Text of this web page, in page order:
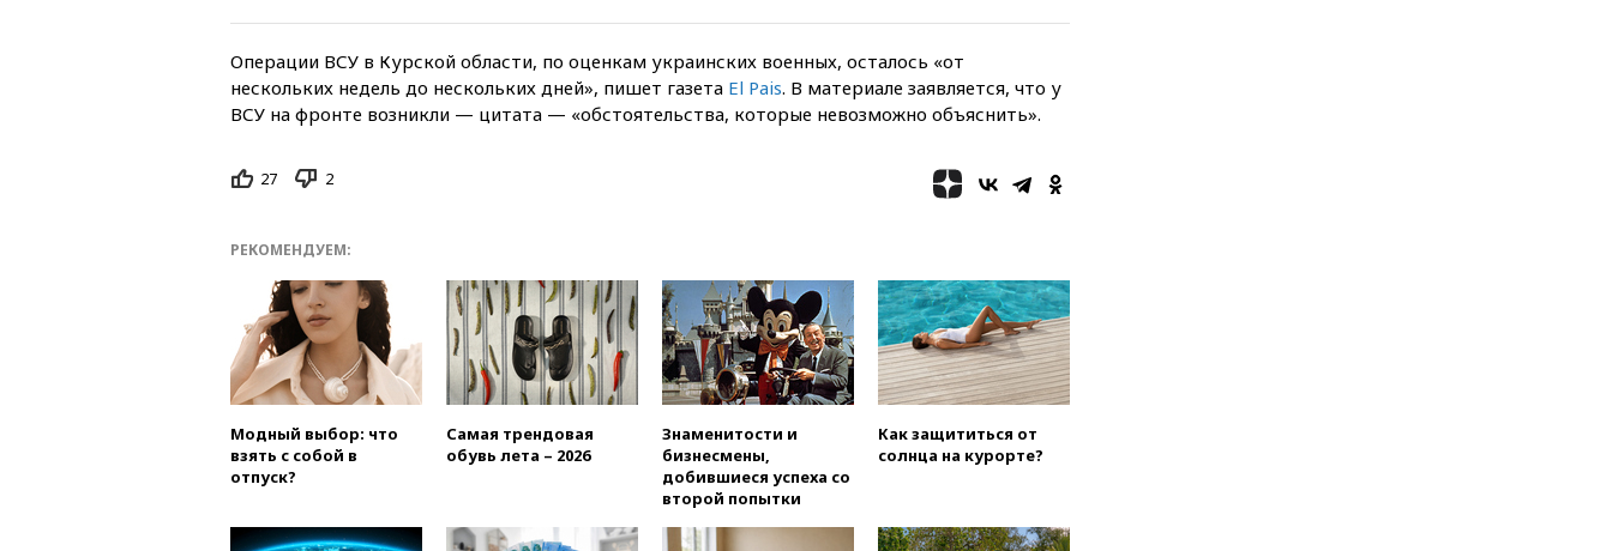
19:35WP: Трамп призвал
поддержать Вэнса на выборах
2028 года
19:20Число ломбардов в РФ
19:00
Путин уточнил порядок
присвоения воинских званий
добровольцам
18:50
Euractiv: восток
Финляндии приходит в упадок
без российских туристов
В Жуковском и
аэропорту Геленджика
18:21
Зюганов присоединился
Операции ВСУ в Курской области, по оценкам украинских военных, осталось «от
нескольких недель до нескольких дней», пишет газета El Pais. В материале заявляется, что у
ВСУ на фронте возникли — цитата — «обстоятельства, которые невозможно объяснить».
27 2
РЕКОМЕНДУЕМ:
Модный выбор: что
взять с собой в
отпуск?
Самая трендовая
обувь лета – 2026
Знаменитости и
бизнесмены,
добившиеся успеха со
второй попытки
Как защититься от
солнца на курорте?